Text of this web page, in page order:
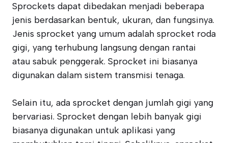
Sprockets dapat dibedakan menjadi beberapa
jenis berdasarkan bentuk, ukuran, dan fungsinya.
Jenis sprocket yang umum adalah sprocket roda
gigi, yang terhubung langsung dengan rantai
atau sabuk penggerak. Sprocket ini biasanya
digunakan dalam sistem transmisi tenaga.
Selain itu, ada sprocket dengan jumlah gigi yang
bervariasi. Sprocket dengan lebih banyak gigi
biasanya digunakan untuk aplikasi yang